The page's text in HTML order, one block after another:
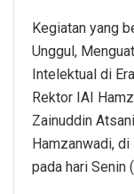
Kegiatan yang
Unggul,
Intelektual di
Rektor IAI
Zainuddin
Hamzanwadi, di
pada hari Senin